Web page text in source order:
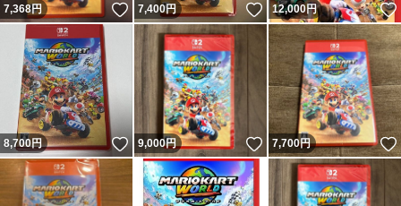
7,368円 いいね！
7,400円 いいね！
12,000円
8,700円 いいね！
9,000円 いいね！
7,700円